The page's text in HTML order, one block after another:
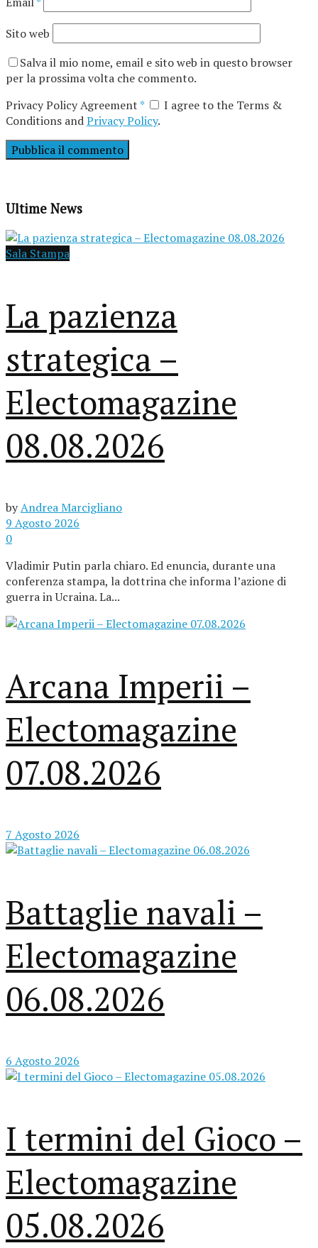
Sito web
Salva il mio nome, email e sito web in questo browser
per la prossima volta che commento.
Privacy Policy Agreement*
I agree to the Terms &
Conditions andPrivacy Policy.
Ultime News
Sala Stampa
La pazienza
strategica –
Electomagazine
08.08.2026
byAndrea Marcigliano
9 Agosto 2026
0
Vladimir Putin parla chiaro. Ed enuncia, durante una
conferenza stampa, la dottrina che informa l’azione di
guerra in Ucraina. La...
Arcana Imperii –
Electomagazine
07.08.2026
7 Agosto 2026
Battaglie navali –
Electomagazine
06.08.2026
6 Agosto 2026
I termini del Gioco –
Electomagazine
05.08.2026